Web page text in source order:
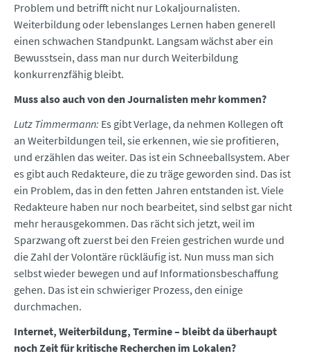
Problem und betrifft nicht nur Lokaljournalisten.
Weiterbildung oder lebenslanges Lernen haben generell
einen schwachen Standpunkt. Langsam wächst aber ein
Bewusstsein, dass man nur durch Weiterbildung
konkurrenzfähig bleibt.
Muss also auch von den Journalisten mehr kommen?
Lutz Timmermann: Es gibt Verlage, da nehmen Kollegen oft
an Weiterbildungen teil, sie erkennen, wie sie profitieren,
und erzählen das weiter. Das ist ein Schneeballsystem. Aber
es gibt auch Redakteure, die zu träge geworden sind. Das ist
ein Problem, das in den fetten Jahren entstanden ist. Viele
Redakteure haben nur noch bearbeitet, sind selbst gar nicht
mehr herausgekommen. Das rächt sich jetzt, weil im
Sparzwang oft zuerst bei den Freien gestrichen wurde und
die Zahl der Volontäre rückläufig ist. Nun muss man sich
selbst wieder bewegen und auf Informationsbeschaffung
gehen. Das ist ein schwieriger Prozess, den einige
durchmachen.
Internet, Weiterbildung, Termine – bleibt da überhaupt
noch Zeit für kritische Recherchen im Lokalen?